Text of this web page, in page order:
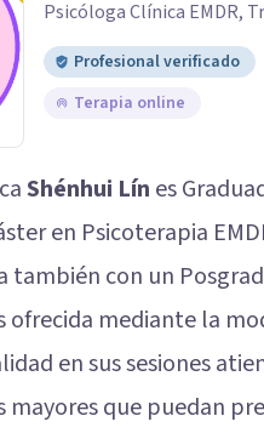
Psicóloga Clínica EMDR,
Profesional verificado
Terapia online
Shénhui Lín es
en Psicoterapia
también con un
ofrecida mediante la
en sus sesiones
mayores que puedan